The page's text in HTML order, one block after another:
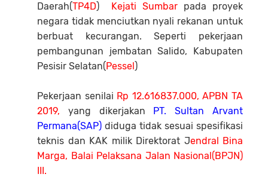
Daerah(TP4D) Kejati Sumbar pada proyek
negara tidak menciutkan nyali rekanan untuk
berbuat kecurangan. Seperti pekerjaan
pembangunan jembatan Salido, Kabupaten
Pesisir Selatan(Pessel)
Pekerjaan senilai Rp 12.616837.000, APBN TA
2019, yang dikerjakan PT. Sultan Arvant
Permana(SAP) diduga tidak sesuai spesifikasi
teknis dan KAK milik Direktorat Jendral Bina
Marga, Balai Pelaksana Jalan Nasional(BPJN)
III.